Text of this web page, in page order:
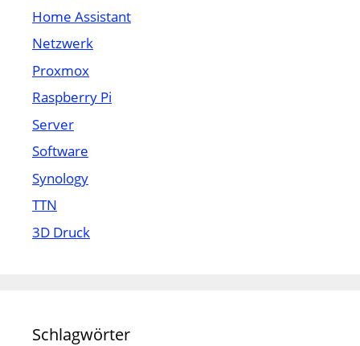
Home Assistant
Netzwerk
Proxmox
Raspberry Pi
Server
Software
Synology
TTN
3D Druck
Schlagwörter